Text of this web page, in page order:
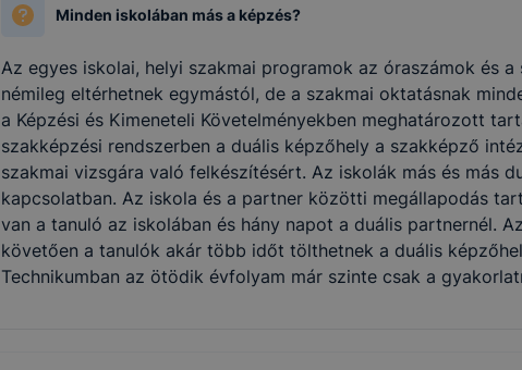
Minden iskolában más a képzés?
Az egyes iskolai, helyi szakmai programok az óraszámok és
némileg eltérhetnek egymástól, de a szakmai oktatásnak
a Képzési és Kimeneteli Követelményekben meghatározott
szakképzési rendszerben a duális képzőhely a szakképző
szakmai vizsgára való felkészítésért. Az iskolák más és más
kapcsolatban. Az iskola és a partner közötti megállapodás
van a tanuló az iskolában és hány napot a duális partnernél.
követően a tanulók akár több időt tölthetnek a duális
Technikumban az ötödik évfolyam már szinte csak a